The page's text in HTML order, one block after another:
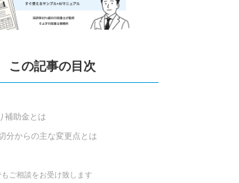
この記事の目次
補助金とは
分からの主な変更点とは
ご相談をお受け致します